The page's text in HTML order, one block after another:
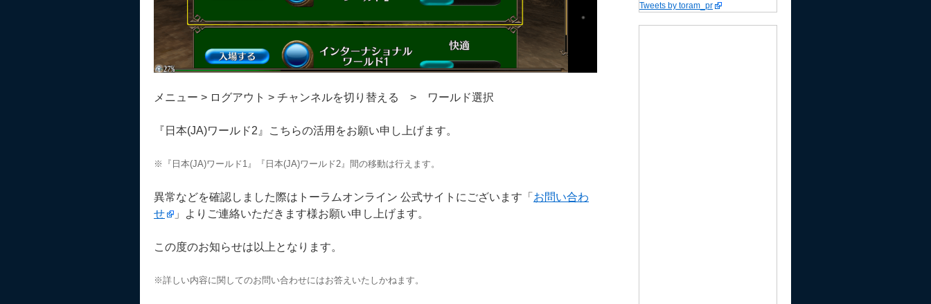
メニュー > ログアウト > チャンネルを切り替える > ワールド選択
『日本(JA)ワールド2』こちらの活用をお願い申し上げます。
※『日本(JA)ワールド1』『日本(JA)ワールド2』間の移動は行えます。
異常などを確認しました際はトーラムオンライン 公式サイトにございます「 お問い合わ
せ
」よりご連絡いただきます様お願い申し上げます。
この度のお知らせは以上となります。
※詳しい内容に関してのお問い合わせにはお答えいたしかねます。
Tweets by toram_pr